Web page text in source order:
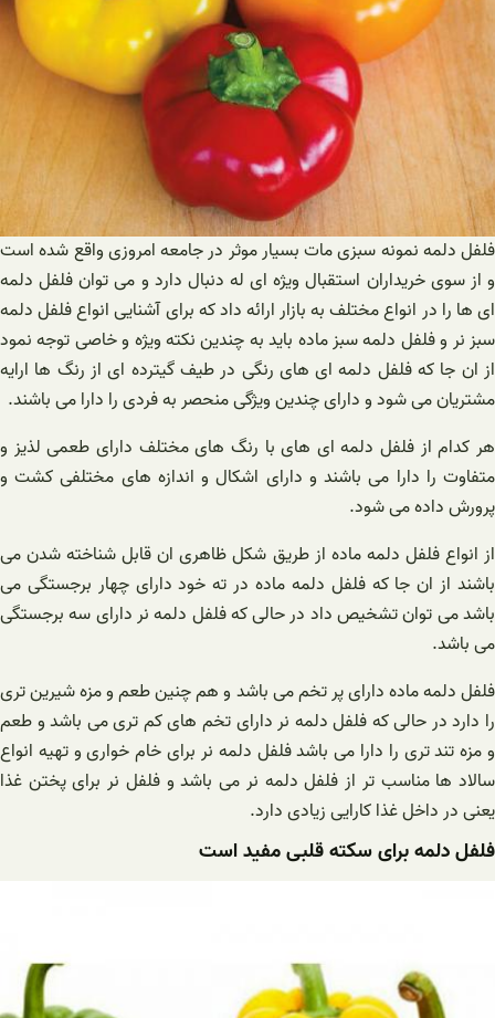
فلفل دلمه نمونه سبزی مات بسیار موثر در جامعه امروزی واقع شده است
و از سوی خریداران استقبال ویژه ای له دنبال دارد و می توان فلفل دلمه
ای ها را در انواع مختلف به بازار ارائه داد که برای آشنایی انواع فلفل دلمه
سبز نر و فلفل دلمه سبز ماده باید به چندین نکته ویژه و خاصی توجه نمود
از ان جا که فلفل دلمه ای های رنگی در طیف گیترده ای از رنگ ها ارایه
مشتریان می شود و دارای چندین ویژگی منحصر به فردی را دارا می باشند.
هر کدام از فلفل دلمه ای های با رنگ های مختلف دارای طعمی لذیز و
متفاوت را دارا می باشند و دارای اشکال و اندازه های مختلفی کشت و
پرورش داده می شود.
از انواع فلفل دلمه ماده از طریق شکل ظاهری ان قابل شناخته شدن می
باشند از ان جا که فلفل دلمه ماده در ته خود دارای چهار برجستگی می
باشد می توان تشخیص داد در حالی که فلفل دلمه نر دارای سه برجستگی
می باشد.
فلفل دلمه ماده دارای پر تخم می باشد و هم چنین طعم و مزه شیرین تری
را دارد در حالی که فلفل دلمه نر دارای تخم های کم تری می باشد و طعم
و مزه تند تری را دارا می باشد فلفل دلمه نر برای خام خواری و تهیه انواع
سالاد ها مناسب تر از فلفل دلمه نر می باشد و فلفل نر برای پختن غذا
یعنی در داخل غذا کارایی زیادی دارد.
فلفل دلمه برای سکته قلبی مفید است